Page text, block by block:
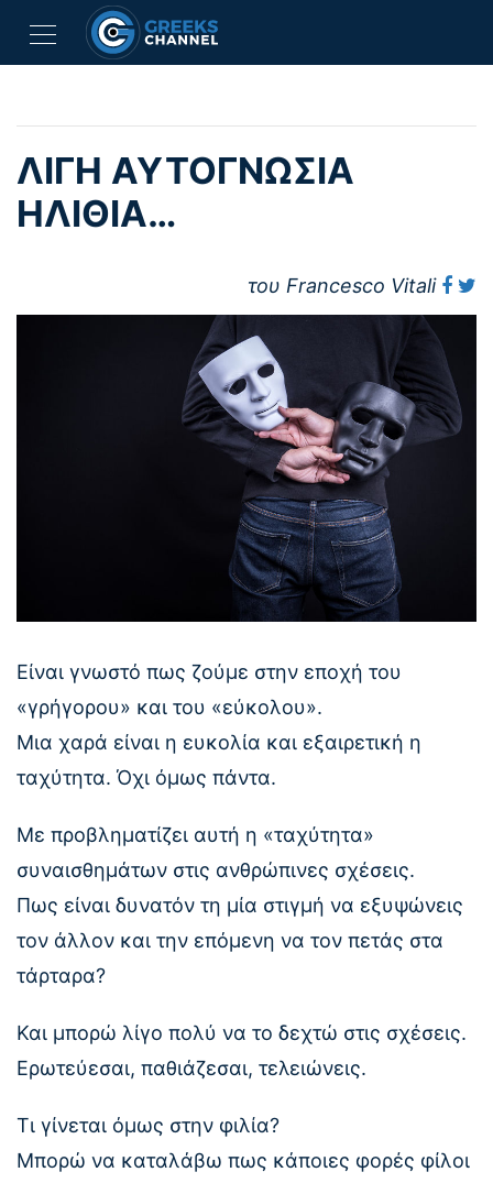
ΛΊΓΗ ΑΥΤΟΓΝΩΣΊΑ
ΗΛΊΘΙΑ…
του Francesco Vitali
Είναι γνωστό πως ζούμε στην εποχή του
«γρήγορου» και του «εύκολου».
Μια χαρά είναι η ευκολία και εξαιρετική η
ταχύτητα. Όχι όμως πάντα.
Με προβληματίζει αυτή η «ταχύτητα»
συναισθημάτων στις ανθρώπινες σχέσεις.
Πως είναι δυνατόν τη μία στιγμή να εξυψώνεις
τον άλλον και την επόμενη να τον πετάς στα
τάρταρα?
Και μπορώ λίγο πολύ να το δεχτώ στις σχέσεις.
Ερωτεύεσαι, παθιάζεσαι, τελειώνεις.
Τι γίνεται όμως στην φιλία?
Μπορώ να καταλάβω πως κάποιες φορές φίλοι